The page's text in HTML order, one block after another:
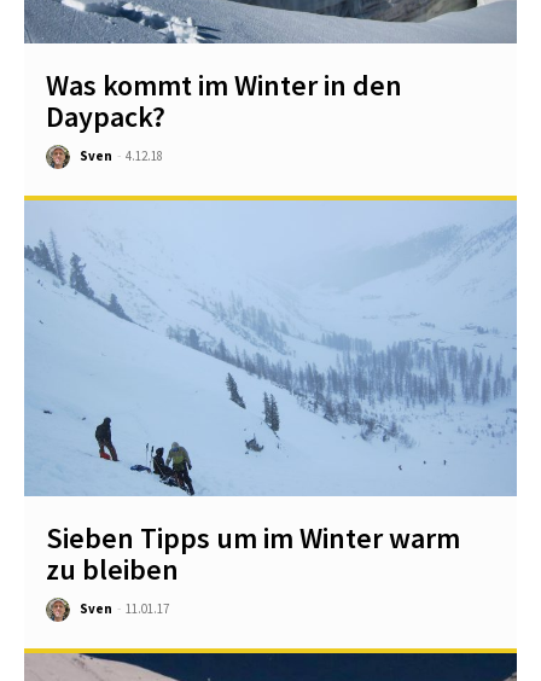
Was kommt im Winter in den
Daypack?
Sven - 4.12.18
Sieben Tipps um im Winter warm
zu bleiben
Sven - 11.01.17